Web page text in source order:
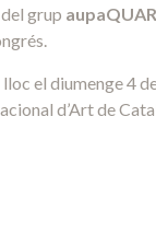
grup
el diumenge 4
d’Art de